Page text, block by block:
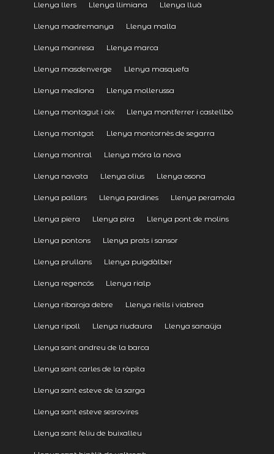
Llenya llers Llenya llimiana Llenya lluà
Llenya madremanya Llenya malla
Llenya manresa Llenya marca
Llenya masdenverge Llenya masquefa
Llenya mediona Llenya mollerussa
Llenya montagut i oix Llenya montferrer i castellbò
Llenya montgat Llenya montornès de segarra
Llenya montral Llenya móra la nova
Llenya navata Llenya olius Llenya osona
Llenya pallars Llenya pardines Llenya peramola
Llenya piera Llenya pira Llenya pont de molins
Llenya pontons Llenya prats i sansor
Llenya prullans Llenya puigdàlber
Llenya regencós Llenya rialp
Llenya ribaroja debre Llenya riells i viabrea
Llenya ripoll Llenya riudaura Llenya sanaüja
Llenya sant andreu de la barca
Llenya sant carles de la ràpita
Llenya sant esteve de la sarga
Llenya sant esteve sesrovires
Llenya sant feliu de buixalleu